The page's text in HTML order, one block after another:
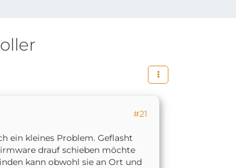
#21
ein kleines Problem. Geflasht
drauf schieben möchte
kann obwohl sie an Ort und